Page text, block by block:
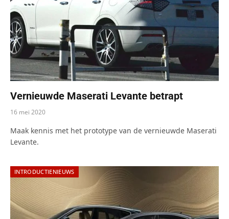
Vernieuwde Maserati Levante betrapt
16 mei 2020
Maak kennis met het prototype van de vernieuwde Maserati
Levante.
INTRODUCTIENIEUWS